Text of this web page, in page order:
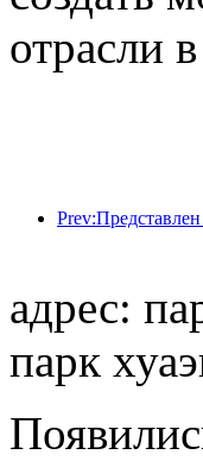
отрасли
адрес:
парк